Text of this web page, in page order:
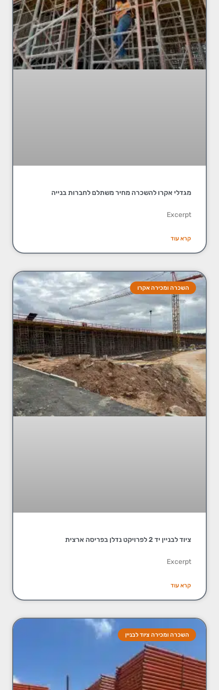
מגדלי אקרו להשכרה מחיר משתלם לחברות בנייה
Excerpt
קרא עוד
השכרה ומכירה אקרו
ציוד לבניין יד 2 לפרויקט נדלן בפריסה ארצית
Excerpt
קרא עוד
השכרה ומכירה ציוד לבניין